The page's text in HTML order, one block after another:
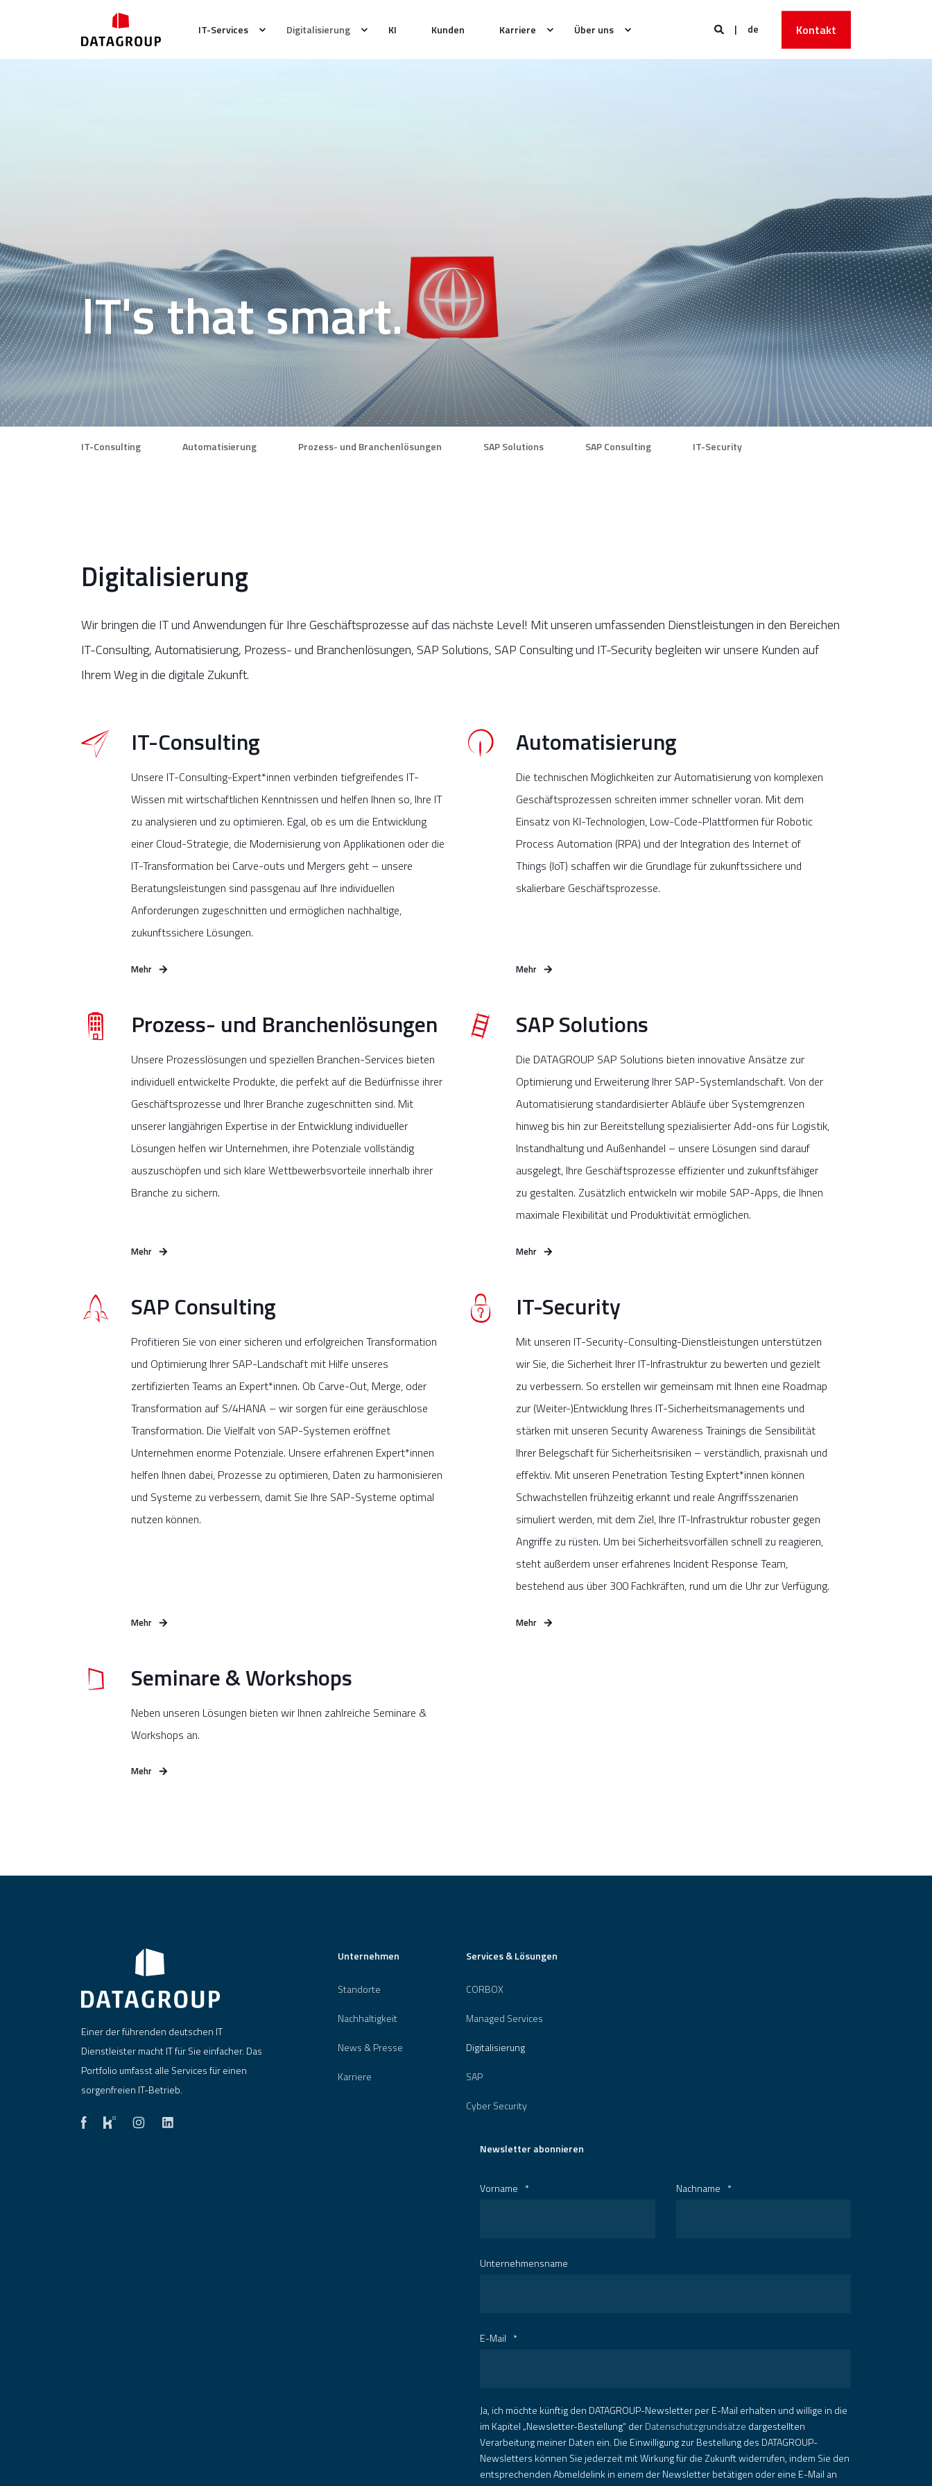
IT-Services Digitalisierung KI Kunden Karriere Über uns de Kontakt
IT's that smart.
IT-Consulting Automatisierung Prozess- und Branchenlösungen SAP Solutions SAP Consulting IT-Security
Digitalisierung
Wir bringen die IT und Anwendungen für Ihre Geschäftsprozesse auf das nächste Level! Mit unseren umfassenden Dienstleistungen in den Bereichen
IT-Consulting, Automatisierung, Prozess- und Branchenlösungen, SAP Solutions, SAP Consulting und IT-Security begleiten wir unsere Kunden auf
Ihrem Weg in die digitale Zukunft.
IT-Consulting
Unsere IT-Consulting-Expert*innen verbinden tiefgreifendes IT-
Wissen mit wirtschaftlichen Kenntnissen und helfen Ihnen so, Ihre IT
zu analysieren und zu optimieren. Egal, ob es um die Entwicklung
einer Cloud-Strategie, die Modernisierung von Applikationen oder die
IT-Transformation bei Carve-outs und Mergers geht – unsere
Beratungsleistungen sind passgenau auf Ihre individuellen
Anforderungen zugeschnitten und ermöglichen nachhaltige,
zukunftssichere Lösungen.
Mehr
Automatisierung
Die technischen Möglichkeiten zur Automatisierung von komplexen
Geschäftsprozessen schreiten immer schneller voran. Mit dem
Einsatz von KI-Technologien, Low-Code-Plattformen für Robotic
Process Automation (RPA) und der Integration des Internet of
Things (IoT) schaffen wir die Grundlage für zukunftssichere und
skalierbare Geschäftsprozesse.
Mehr
Prozess- und Branchenlösungen
Unsere Prozesslösungen und speziellen Branchen-Services bieten
individuell entwickelte Produkte, die perfekt auf die Bedürfnisse ihrer
Geschäftsprozesse und Ihrer Branche zugeschnitten sind. Mit
unserer langjährigen Expertise in der Entwicklung individueller
Lösungen helfen wir Unternehmen, ihre Potenziale vollständig
auszuschöpfen und sich klare Wettbewerbsvorteile innerhalb ihrer
Branche zu sichern.
Mehr
SAP Solutions
Die DATAGROUP SAP Solutions bieten innovative Ansätze zur
Optimierung und Erweiterung Ihrer SAP-Systemlandschaft. Von der
Automatisierung standardisierter Abläufe über Systemgrenzen
hinweg bis hin zur Bereitstellung spezialisierter Add-ons für Logistik,
Instandhaltung und Außenhandel – unsere Lösungen sind darauf
ausgelegt, Ihre Geschäftsprozesse effizienter und zukunftsfähiger
zu gestalten. Zusätzlich entwickeln wir mobile SAP-Apps, die Ihnen
maximale Flexibilität und Produktivität ermöglichen.
Mehr
SAP Consulting
Profitieren Sie von einer sicheren und erfolgreichen Transformation
und Optimierung Ihrer SAP-Landschaft mit Hilfe unseres
zertifizierten Teams an Expert*innen. Ob Carve-Out, Merge, oder
Transformation auf S/4HANA – wir sorgen für eine geräuschlose
Transformation. Die Vielfalt von SAP-Systemen eröffnet
Unternehmen enorme Potenziale. Unsere erfahrenen Expert*innen
helfen Ihnen dabei, Prozesse zu optimieren, Daten zu harmonisieren
und Systeme zu verbessern, damit Sie Ihre SAP-Systeme optimal
nutzen können.
Mehr
IT-Security
Mit unseren IT-Security-Consulting-Dienstleistungen unterstützen
wir Sie, die Sicherheit Ihrer IT-Infrastruktur zu bewerten und gezielt
zu verbessern. So erstellen wir gemeinsam mit Ihnen eine Roadmap
zur (Weiter-)Entwicklung Ihres IT-Sicherheitsmanagements und
stärken mit unseren Security Awareness Trainings die Sensibilität
Ihrer Belegschaft für Sicherheitsrisiken – verständlich, praxisnah und
effektiv. Mit unseren Penetration Testing Exptert*innen können
Schwachstellen frühzeitig erkannt und reale Angriffsszenarien
simuliert werden, mit dem Ziel, Ihre IT-Infrastruktur robuster gegen
Angriffe zu rüsten. Um bei Sicherheitsvorfällen schnell zu reagieren,
steht außerdem unser erfahrenes Incident Response Team,
bestehend aus über 300 Fachkräften, rund um die Uhr zur Verfügung.
Mehr
Seminare & Workshops
Neben unseren Lösungen bieten wir Ihnen zahlreiche Seminare &
Workshops an.
Mehr
Einer der führenden deutschen IT
Dienstleister macht IT für Sie einfacher. Das
Portfolio umfasst alle Services für einen
sorgenfreien IT-Betrieb.
Unternehmen
Standorte
Nachhaltigkeit
News & Presse
Karriere
Services & Lösungen
CORBOX
Managed Services
Digitalisierung
SAP
Cyber Security
Newsletter abonnieren
Vorname * Nachname *
Unternehmensname
E-Mail *
Ja, ich möchte künftig den DATAGROUP-Newsletter per E-Mail erhalten und willige in die
im Kapitel „Newsletter-Bestellung“ derDatenschutzgrundsätze dargestellten
Verarbeitung meiner Daten ein. Die Einwilligung zur Bestellung des DATAGROUP-
Newsletters können Sie jederzeit mit Wirkung für die Zukunft widerrufen, indem Sie den
entsprechenden Abmeldelink in einem der Newsletter betätigen oder eine E-Mail an